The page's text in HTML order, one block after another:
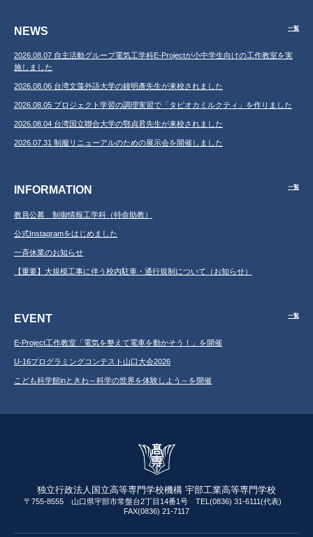
NEWS 一覧
2026.08.07 自主活動グループ電気工学科E-Projectが小中学生向けの工作教室を実
施しました
2026.08.06 台湾文藻外語大学の鐘明彥先生が来校されました
2026.08.05 プロジェクト学習の調理実習で「タピオカミルクティ」を作りました
2026.08.04 台湾国立聯合大学の鄂貞君先生が来校されました
2026.07.31 制服リニューアルのための展示会を開催しました
INFORMATION 一覧
教員公募 制御情報工学科（特命助教）
公式Instagramをはじめました
一斉休業のお知らせ
【重要】大規模工事に伴う校内駐車・通行規制について（お知らせ）
EVENT 一覧
E-Project工作教室「電気を整えて電車を動かそう！」を開催
U-16プログラミングコンテスト山口大会2026
こども科学館inときわ～科学の世界を体験しよう～を開催
独立行政法人国立高等専門学校機構 宇部工業高等専門学校
〒755-8555 山口県宇部市常盤台2丁目14番1号 TEL(0836) 31-6111(代表)
FAX(0836) 21-7117